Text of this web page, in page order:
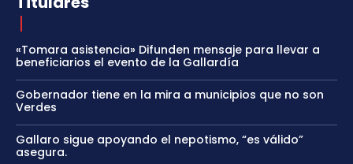
«Tomara asistencia» Difunden mensaje para llevar a
beneficiarios el evento de la Gallardía
Gobernador tiene en la mira a municipios que no son
Verdes
Gallaro sigue apoyando el nepotismo, “es válido”
asegura.